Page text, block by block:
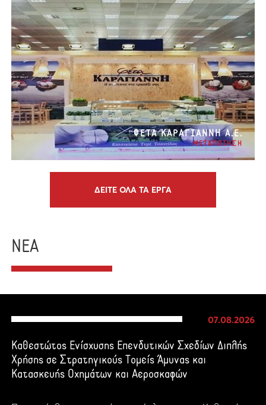
ΦΕΤΑ ΚΑΡΑΓΙΑΝΝΗ Α.Ε.
ΜΕΤΑΠΟΙΗΣΗ
ΔΕΙΤΕ ΟΛΑ ΤΑ ΕΡΓΑ
ΝΕΑ
07.08.2026
Καθεστώτος Ενίσχυσης Επενδυτικών Σχεδίων Διπλής
Χρήσης σε Στρατηγικούς Τομείς Άμυνας και
Κατασκευής Οχημάτων και Αεροσκαφών